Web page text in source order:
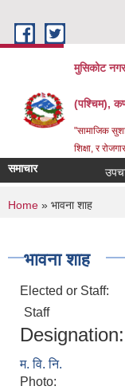
मुसिकोट
(पश्चिम),
"सामाजिक
शिक्षा, र
समाचार
You are
Home » भावना शाह
भावना शाह
Elected or Staff:
Staff
Designation:
म. वि. नि.
Photo: